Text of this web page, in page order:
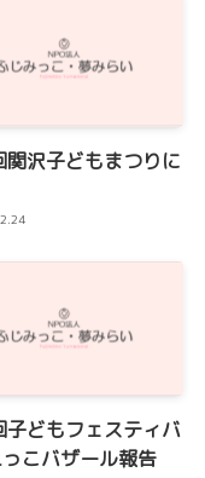
関沢子どもまつりに
子どもフェスティバ
こバザール報告